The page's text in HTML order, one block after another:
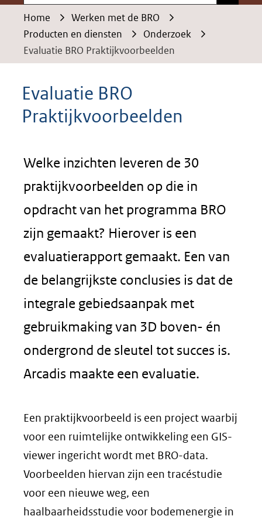
Home
Werken met de BRO
Producten en diensten
Onderzoek
Evaluatie BRO Praktijkvoorbeelden
Evaluatie BRO
Praktijkvoorbeelden
Welke inzichten leveren de 30
praktijkvoorbeelden op die in
opdracht van het programma BRO
zijn gemaakt? Hierover is een
evaluatierapport gemaakt. Een van
de belangrijkste conclusies is dat de
integrale gebiedsaanpak met
gebruikmaking van 3D boven- én
ondergrond de sleutel tot succes is.
Arcadis maakte een evaluatie.
Een praktijkvoorbeeld is een project waarbij
voor een ruimtelijke ontwikkeling een GIS-
viewer ingericht wordt met BRO-data.
Voorbeelden hiervan zijn een tracéstudie
voor een nieuwe weg, een
haalbaarheidsstudie voor bodemenergie in